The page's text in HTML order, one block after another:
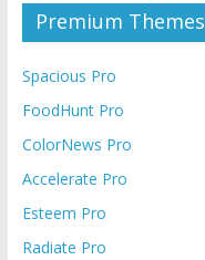
Premium Themes
Spacious Pro
FoodHunt Pro
ColorNews Pro
Accelerate Pro
Esteem Pro
Radiate Pro